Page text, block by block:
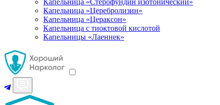
Капельница «Стерофундин изотонический»
Капельница «Церебролизин»
Капельница «Цераксон»
Капельница с тиоктовой кислотой
Капельницы «Лаеннек»